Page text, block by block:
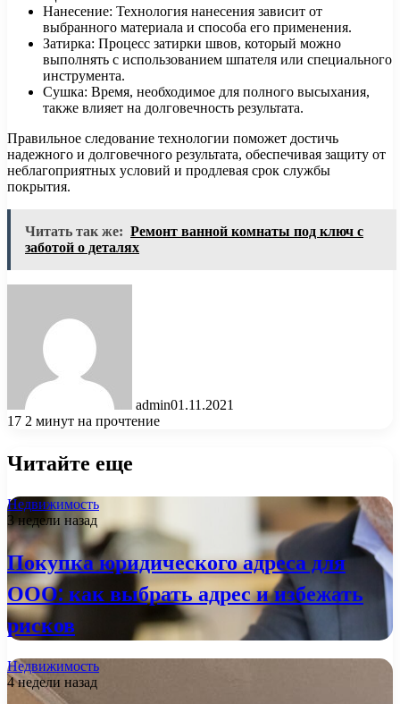
Нанесение: Технология нанесения зависит от
выбранного материала и способа его применения.
Затирка: Процесс затирки швов, который можно
выполнять с использованием шпателя или специального
инструмента.
Сушка: Время, необходимое для полного высыхания,
также влияет на долговечность результата.
Правильное следование технологии поможет достичь
надежного и долговечного результата, обеспечивая защиту от
неблагоприятных условий и продлевая срок службы
покрытия.
Читать так же: Ремонт ванной комнаты под ключ с
заботой о деталях
admin01.11.2021
17 2 минут на прочтение
Читайте еще
Недвижимость
3 недели назад
Покупка юридического адреса для
ООО: как выбрать адрес и избежать
рисков
Недвижимость
4 недели назад